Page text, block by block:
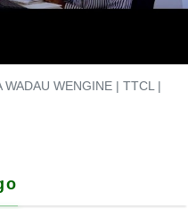
WADAU WENGINE | TTCL |